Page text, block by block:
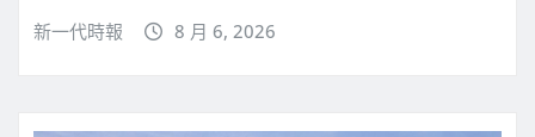
新一代時報 8 月 6, 2026